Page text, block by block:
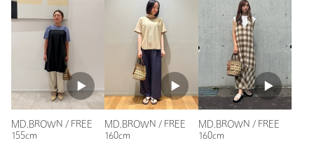
素材
洗濯表示について
6432-6-000011
※レビューは、個人の主観による感想・体感によるもので、商品の効果や性
能を保証するものではありません。
もっと見る
MD.BROWN / FREE
155cm
MD.BROWN / FREE
160cm
MD.BROWN / FREE
160cm